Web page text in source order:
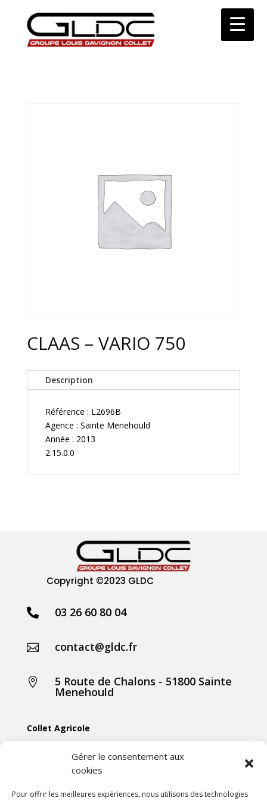
Gérer le consentement aux
cookies
Pour offrir les meilleures expériences, nous utilisons des technologies
CLAAS – VARIO 750
Description
Référence : L2696B
Agence : Sainte Menehould
Année : 2013
2.15.0.0
Copyright ©2023 GLDC
 03 26 60 80 04
 contact@gldc.fr
 5 Route de Chalons - 51800 Sainte
Menehould
Collet Agricole
Collet Motoculture
Collet Élevage